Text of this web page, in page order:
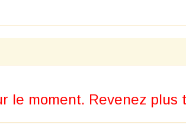
le moment. Revenez plus